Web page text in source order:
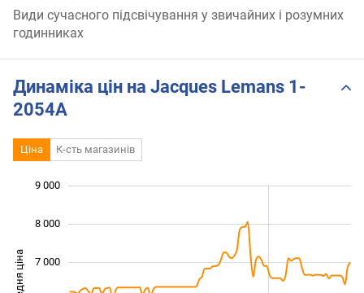
Види сучасного підсвічування у звичайних і розумних
годинниках
Динаміка цін на Jacques Lemans 1-
2054A
Ціна К-сть магазинів
7 000
9 000
8 000